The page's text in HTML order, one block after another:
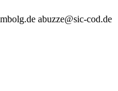
abuzze@sic-cod.de